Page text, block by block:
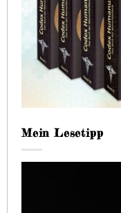
Mein Lesetipp